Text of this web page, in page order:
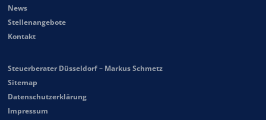
News
Stellenangebote
Kontakt
Steuerberater Düsseldorf – Markus Schmetz
Sitemap
Datenschutzerklärung
Impressum